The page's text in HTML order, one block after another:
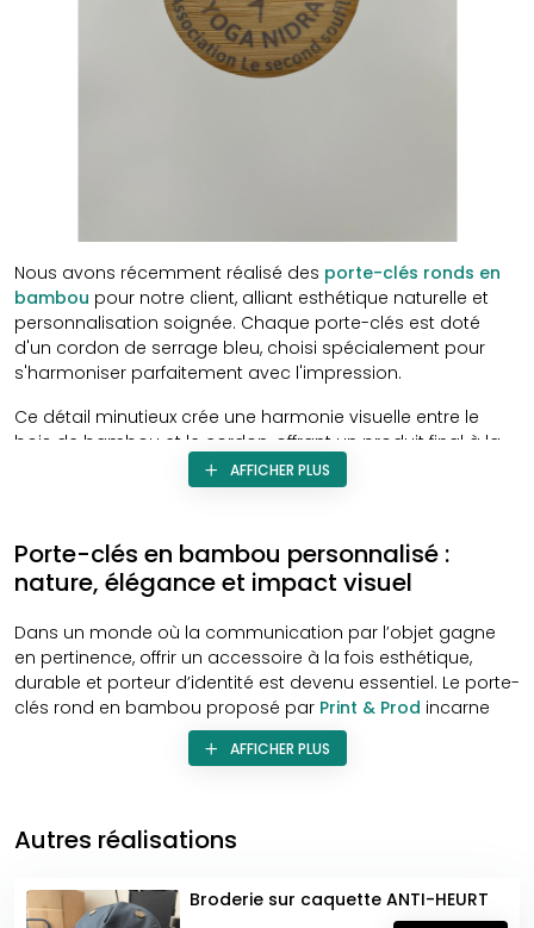
Nous avons récemment réalisé des porte-clés ronds en
bambou pour notre client, alliant esthétique naturelle et
personnalisation soignée. Chaque porte-clés est doté
d'un cordon de serrage bleu, choisi spécialement pour
s'harmoniser parfaitement avec l'impression.
Ce détail minutieux crée une harmonie visuelle entre le
bois de bambou et le cordon, offrant un produit final à la
fois élégant et fonctionnel. Que ce soit pour promouvoir
votre marque ou offrir uncadeau unique
design personnalisé
AFFICHER PLUS
Porte-clés en bambou personnalisé :
nature, élégance et impact visuel
Dans un monde où la communication par l’objet gagne
en pertinence, offrir un accessoire à la fois esthétique,
durable et porteur d’identité est devenu essentiel. Le porte-
clés rond en bambou proposé par Print & Prod incarne
cette nouvelle génération d’objets publicitaires qui
conjuguent engagement, raffinement et personnalisation.
message fort en toute simplicité.
texture chaleureuse, donne au produit un caractère
AFFICHER PLUS
Autres réalisations
Broderie sur caquette ANTI-HEURT